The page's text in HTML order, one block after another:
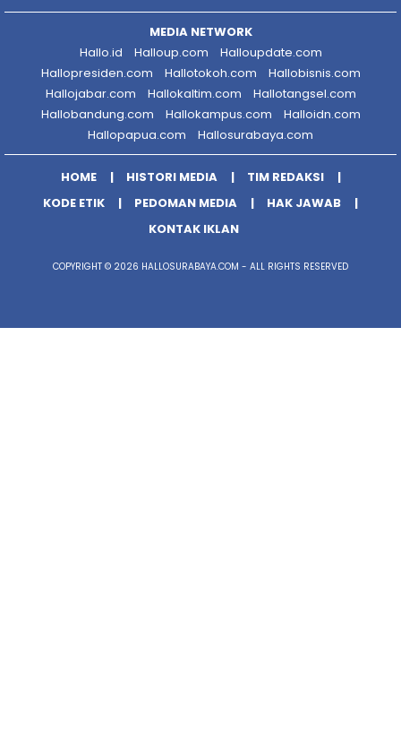
MEDIA NETWORK
Hallo.id
Halloup.com
Halloupdate.com
Hallopresiden.com
Hallotokoh.com
Hallobisnis.com
Hallojabar.com
Hallokaltim.com
Hallotangsel.com
Hallobandung.com
Hallokampus.com
Halloidn.com
Hallopapua.com
Hallosurabaya.com
HOME HISTORI MEDIA
TIM REDAKSI
KODE ETIK
PEDOMAN MEDIA
HAK JAWAB
KONTAK IKLAN
COPYRIGHT © 2026 HALLOSURABAYA.COM - ALL RIGHTS RESERVED